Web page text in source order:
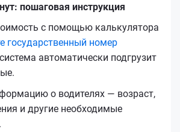
пошаговая инструкция
с помощью калькулятора
государственный номер
автоматически подгрузит
о водителях — возраст,
и другие необходимые